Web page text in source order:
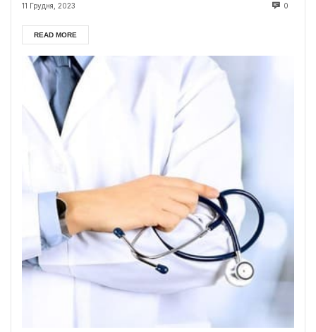
11 Грудня, 2023 0
READ MORE